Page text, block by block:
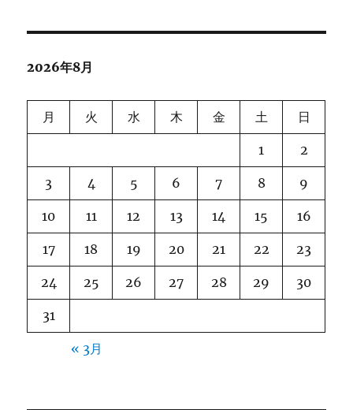
2026年8月
月 火 水 木 金 土 日
1 2
3 4 5 6 7 8 9
10 11 12 13 14 15 16
17 18 19 20 21 22 23
24 25 26 27 28 29 30
31
« 3月